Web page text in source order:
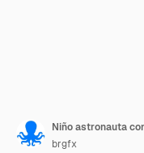
brgfx